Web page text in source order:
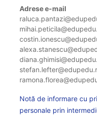
Adrese e-mail
Notă de informare cu
personale prin